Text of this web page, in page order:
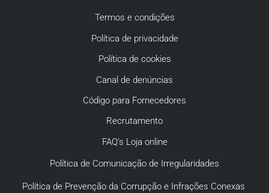
Termos e condições
Política de privacidade
Política de cookies
Canal de denúncias
Código para Fornecedores
Recrutamento
FAQ’s Loja online
Política de Comunicação de Irregularidades
Política de Prevenção da Corrupção e Infrações Conexas